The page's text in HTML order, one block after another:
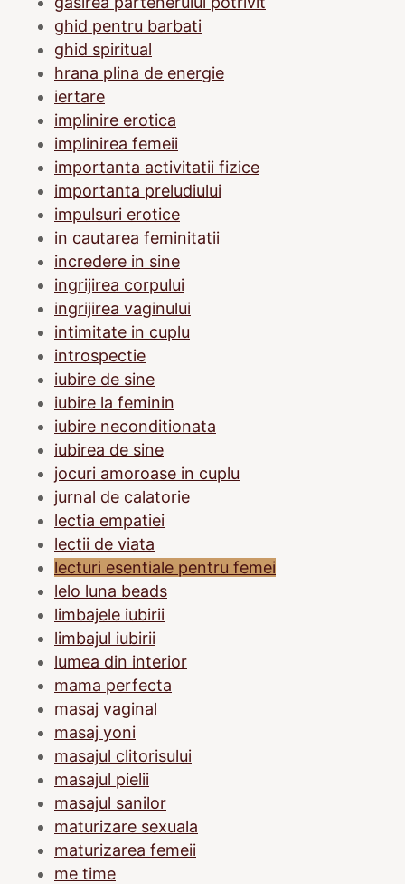
ghid pentru barbati
ghid spiritual
hrana plina de energie
iertare
implinire erotica
implinirea femeii
importanta activitatii fizice
importanta preludiului
impulsuri erotice
in cautarea feminitatii
incredere in sine
ingrijirea corpului
ingrijirea vaginului
intimitate in cuplu
introspectie
iubire de sine
iubire la feminin
iubire neconditionata
iubirea de sine
jocuri amoroase in cuplu
jurnal de calatorie
lectia empatiei
lectii de viata
lecturi esentiale pentru femei
lelo luna beads
limbajele iubirii
limbajul iubirii
lumea din interior
mama perfecta
masaj vaginal
masaj yoni
masajul clitorisului
masajul pielii
masajul sanilor
maturizare sexuala
maturizarea femeii
me time